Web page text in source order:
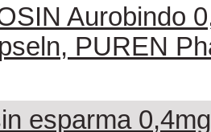
Aurobindo
PUREN
esparma